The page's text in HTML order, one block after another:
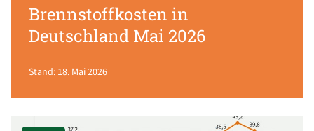
Brennstoffkosten in
Deutschland Mai 2026
Stand: 18. Mai 2026